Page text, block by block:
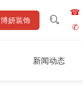
博妍装饰
☎
✆
新闻动态